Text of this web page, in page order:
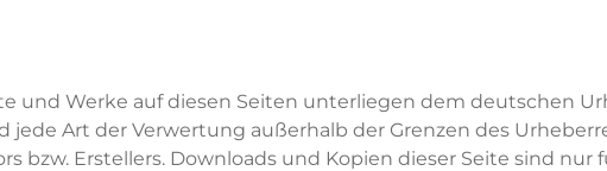
und Werke auf diesen Seiten unterliegen dem deutschen
Art der Verwertung außerhalb der Grenzen des
bzw. Erstellers. Downloads und Kopien dieser Seite sind nur